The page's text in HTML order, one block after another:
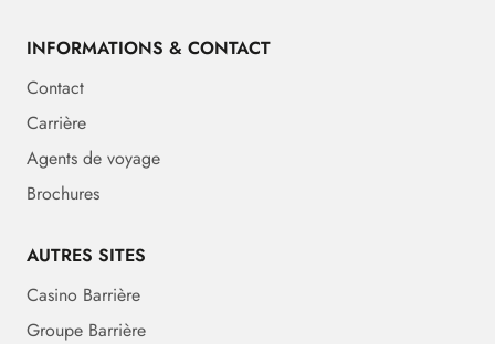
INFORMATIONS & CONTACT
Contact
Carrière
Agents de voyage
Brochures
AUTRES SITES
Casino Barrière
Groupe Barrière